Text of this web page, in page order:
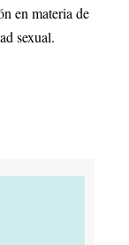
en materia de
sexual.